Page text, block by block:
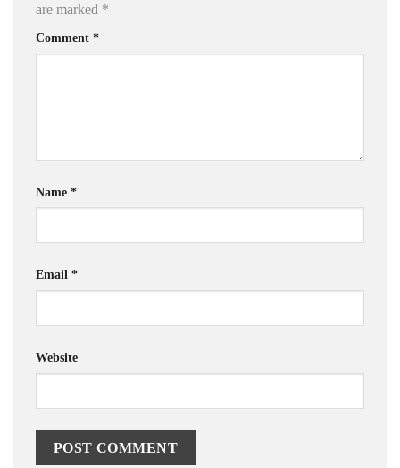
are marked *
Comment *
Name *
Email *
Website